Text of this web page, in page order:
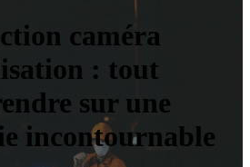
caméra
: tout
sur une
incontournable